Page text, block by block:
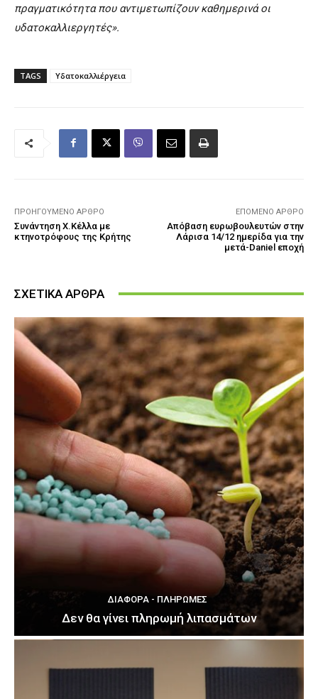
πραγματικότητα που αντιμετωπίζουν καθημερινά οι
υδατοκαλλιεργητές».
TAGS Υδατοκαλλιέργεια
ΠΡΟΗΓΟΎΜΕΝΟ ΆΡΘΡΟ
Συνάντηση Χ.Κέλλα με
κτηνοτρόφους της Κρήτης
ΕΠΌΜΕΝΟ ΆΡΘΡΟ
Απόβαση ευρωβουλευτών στην
Λάρισα 14/12 ημερίδα για την
μετά-Daniel εποχή
ΣΧΕΤΙΚΑ ΑΡΘΡΑ
ΔΙΆΦΟΡΑ - ΠΛΗΡΩΜΈΣ
Δεν θα γίνει πληρωμή λιπασμάτων